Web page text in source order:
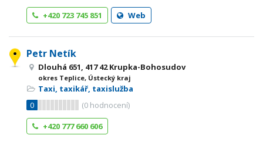
+420 723 745 851
Web
Petr Netík
Dlouhá 651, 417 42 Krupka-Bohosudov
okres Teplice, Ústecký kraj
Taxi, taxikář, taxislužba
0
(0 hodnocení)
+420 777 660 606